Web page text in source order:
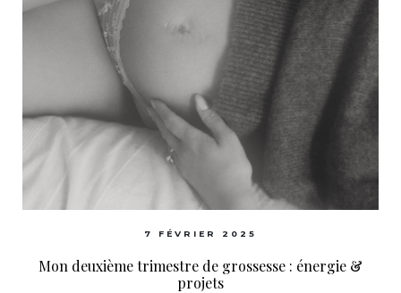
7 FÉVRIER 2025
Mon deuxième trimestre de grossesse : énergie &
projets